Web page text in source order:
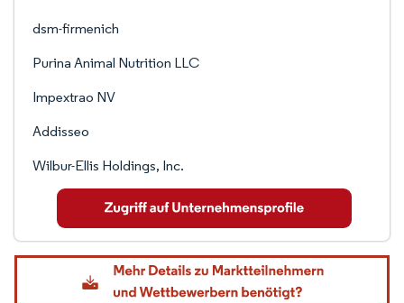
dsm-firmenich
Purina Animal Nutrition LLC
Impextrao NV
Addisseo
Wilbur-Ellis Holdings, Inc.